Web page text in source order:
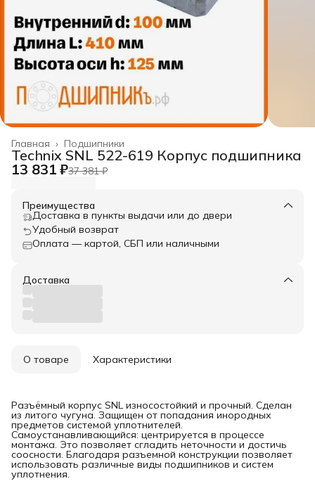
Подшипники
Главная ›
Technix SNL 522-619 Корпус подшипника
13 831 ₽37 381 ₽
Преимущества
Доставка в пункты выдачи или до двери
Удобный возврат
Оплата — картой, СБП или наличными
Доставка
О товаре Характеристики
Разъёмный корпус SNL износостойкий и прочный. Сделан
из литого чугуна. Защищен от попадания инородных
предметов системой уплотнителей.
Самоустанавливающийся: центрируется в процессе
монтажа. Это позволяет сгладить неточности и достичь
соосности. Благодаря разъемной конструкции позволяет
использовать различные виды подшипников и систем
уплотнения.